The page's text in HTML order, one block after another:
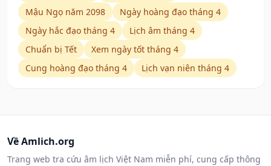
Mậu Ngọ năm 2098
Ngày hoàng đạo tháng 4
Ngày hắc đạo tháng 4
Lịch âm tháng 4
Chuẩn bị Tết
Xem ngày tốt tháng 4
Cung hoàng đạo tháng 4
Lịch vạn niên tháng 4
Về Amlich.org
Trang web tra cứu âm lịch Việt Nam miễn phí, cung cấp thông